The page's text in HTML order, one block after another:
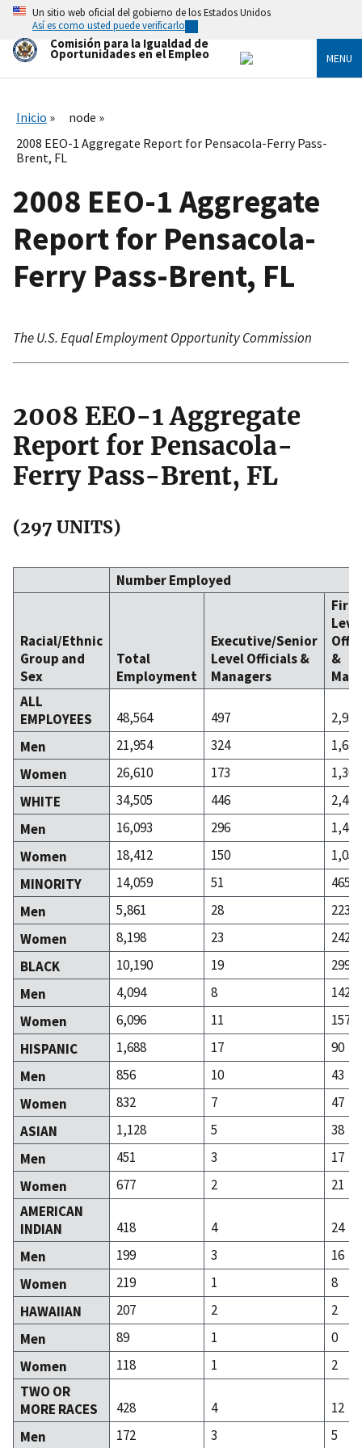
Skip
main
content
Un sitio web oficial del gobierno de los Estados Unidos
Así es como usted puede verificarlo
Comisión para la Igualdad de
Oportunidades en el Empleo MENU
Inicio
node
2008 EEO-1 Aggregate Report for Pensacola-Ferry Pass-
Brent, FL
2008 EEO-1 Aggregate
Report for Pensacola-
Ferry Pass-Brent, FL
The U.S. Equal Employment Opportunity Commission
2008 EEO-1 Aggregate
Report for Pensacola-
Ferry Pass-Brent, FL
(297 UNITS)
Number Employed
Racial/Ethnic
Group and
Sex
Total
Employment
Executive/Senior
Level Officials &
Managers
&
ALL
EMPLOYEES
48,564 497
2,933
Men
21,954 324
1,632
Women
26,610 173
1,301
WHITE
34,505 446
2,468
Men
16,093 296
1,409
Women
18,412 150
1,059
MINORITY
14,059 51
465
Men
5,861 28
223
Women
8,198 23
242
BLACK
10,190 19
299
Men
4,094 8
142
Women
6,096 11
157
HISPANIC
1,688 17
90
Men
856 10
43
Women
832 7
47
ASIAN
1,128 5
38
Men
451 3
17
Women
677 2
21
AMERICAN
INDIAN
418 4
24
Men
199 3
16
Women
219 1
8
HAWAIIAN
207 2
2
Men
89 1
0
Women
118 1
2
TWO OR
MORE RACES
428 4
12
Men
172 3 5